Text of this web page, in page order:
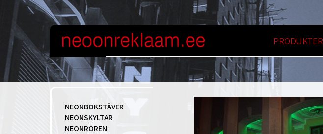
PRODUKTER
NEONBOKSTÄVER
NEONSKYLTAR
NEONRÖREN